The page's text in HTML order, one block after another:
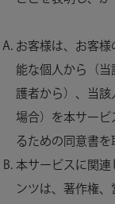
お客様は、お客
能な個人から（
護者から）、当
場合）を本サー
るための同意書を
本サービスに関
ンツは、著作権